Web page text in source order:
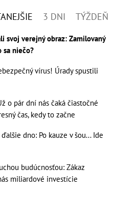
3 DNI TÝŽDEŇ
svoj verejný obraz: Zamilovaný
sa niečo?
vírus! Úrady spustili
o pár dní nás čaká čiastočné
čas, kedy to začne
dno: Po kauze v šou... Ide
budúcnosťou: Zákaz
miliardové investície